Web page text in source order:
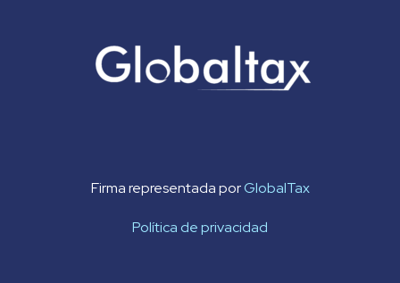
Firma representada porGlobalTax
Política de privacidad